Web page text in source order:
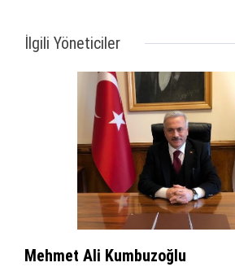
İlgili Yöneticiler
Mehmet Ali Kumbuzoğlu